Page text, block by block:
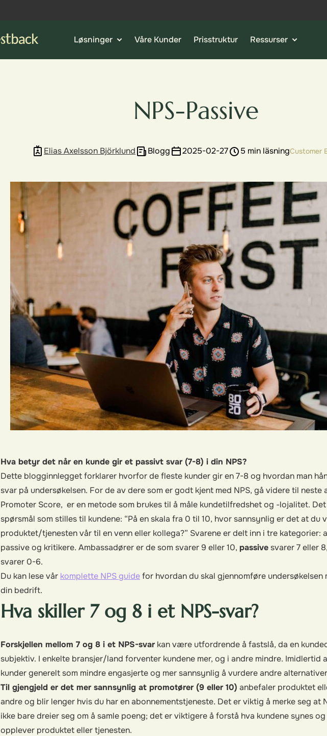
Løsninger Våre Kunder Prisstruktur Ressurser
NPS-Passive
Elias Axelsson Björklund Blogg 2025-02-27 5 min läsningCustomer
Hva betyr det når en kunde gir et passivt svar (7-8) i din NPS?
Dette blogginnlegget forklarer hvorfor de fleste kunder gir en 7-8 og hvordan man
svar på undersøkelsen. For de av dere som er godt kjent med NPS, gå videre til neste
Promoter Score, er en metode som brukes til å måle kundetilfredshet og -lojalitet.
spørsmål som stilles til kundene: “På en skala fra 0 til 10, hvor sannsynlig er det at du
produktet/tjenesten vår til en venn eller kollega?” Svarene er delt inn i tre kategorier:
passive og kritikere. Ambassadører er de som svarer 9 eller 10, passive svarer 7 eller
svarer 0-6.
Du kan lese vår komplette NPS guidefor hvordan du skal gjennomføre
din bedrift.
Hva skiller 7 og 8 i et NPS-svar?
Forskjellen mellom 7 og 8 i et NPS-svar kan være utfordrende å fastslå, da en
subjektiv. I enkelte bransjer/land forventer kundene mer, og i andre mindre. Imidlertid
kunder generelt som mindre engasjerte og mer sannsynlig å vurdere andre
Til gjengjeld er det mer sannsynlig at promotører (9 eller 10) anbefaler produktet
andre og blir lenger hvis du har en abonnementstjeneste. Det er viktig å merke seg at
ikke bare dreier seg om å samle poeng; det er viktigere å forstå hva kundene synes
opplever produktet eller tjenesten.